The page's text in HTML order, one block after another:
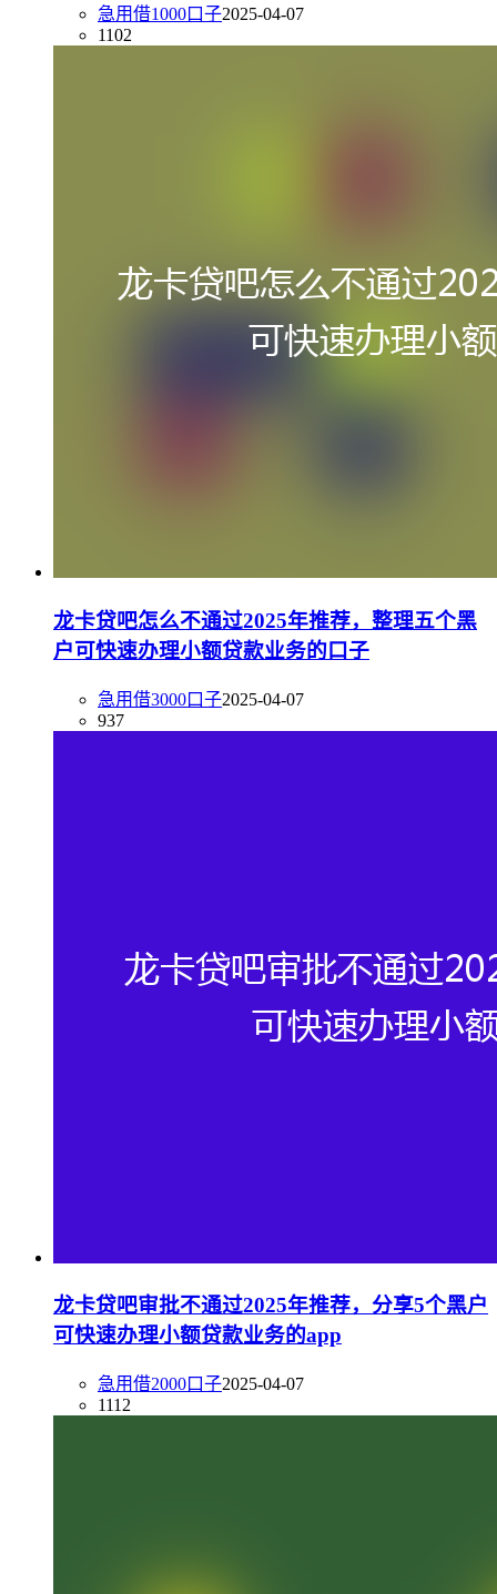
急用借1000口子2025-04-07
1102
龙卡贷吧怎么不通过2025年推荐，整理五个黑
户可快速办理小额贷款业务的口子
急用借3000口子2025-04-07
937
龙卡贷吧审批不通过2025年推荐，分享5个黑户
可快速办理小额贷款业务的app
急用借2000口子2025-04-07
1112